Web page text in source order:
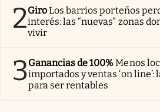
2GiroLos barrios porteños
interés: las “nuevas” zonas
vivir
3Ganancias de 100%Menos
importados y ventas ‘on
para ser rentables